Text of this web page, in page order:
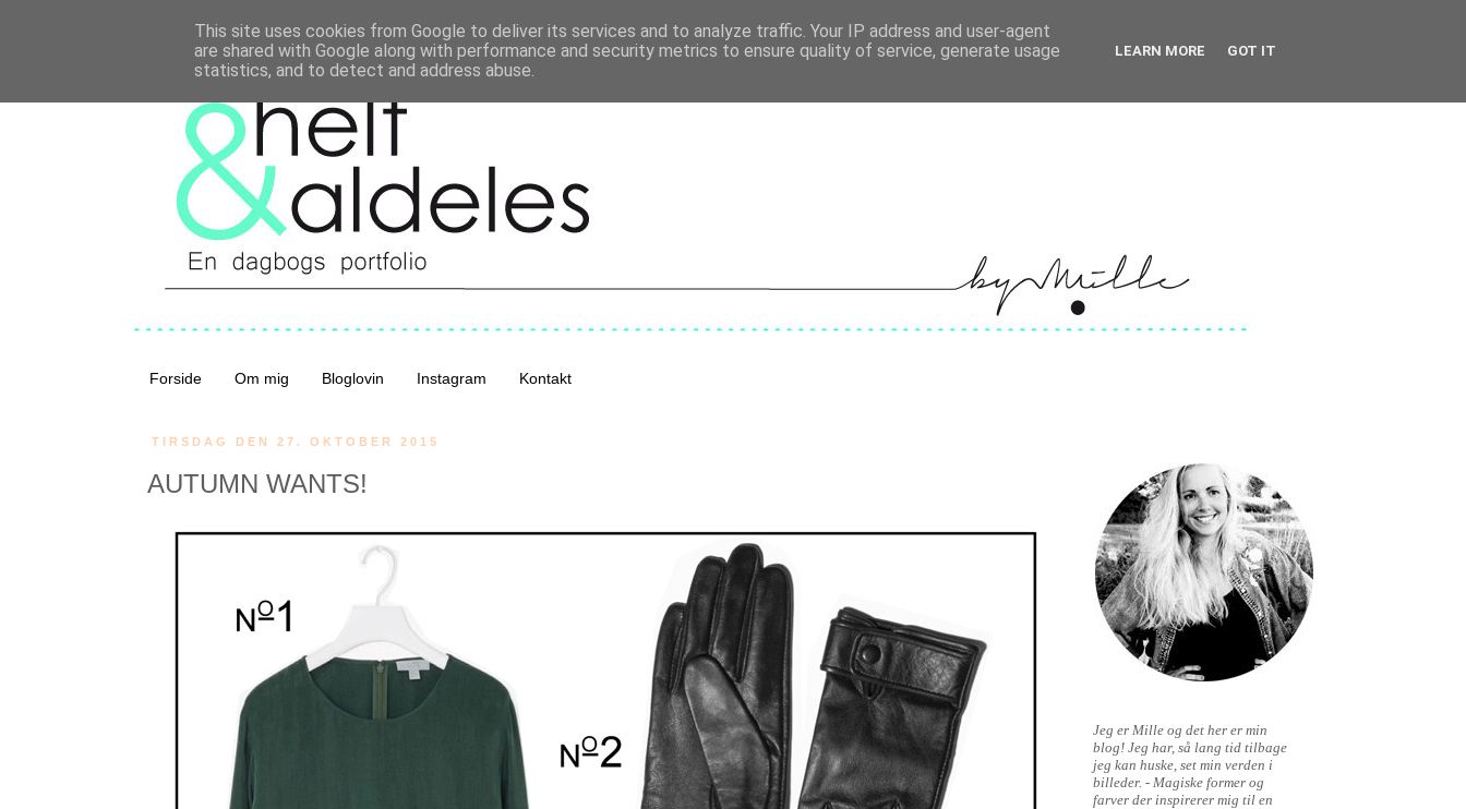
Forside Om mig Bloglovin Instagram Kontakt
TIRSDAG DEN 27. OKTOBER 2015
AUTUMN WANTS!
Jeg er Mille og det her er min
blog! Jeg har, så lang tid tilbage
jeg kan huske, set min verden i
billeder. - Magiske former og
farver der inspirerer mig til en
This site uses cookies from Google to deliver its services and to analyze traffic. Your IP address and user-agent
are shared with Google along with performance and security metrics to ensure quality of service, generate usage
statistics, and to detect and address abuse.
LEARN MORE GOT IT